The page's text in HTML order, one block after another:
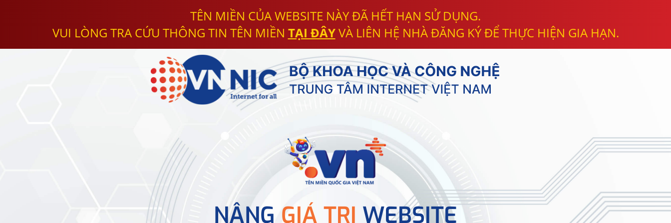
TÊN MIỀN CỦA WEBSITE NÀY ĐÃ HẾT HẠN SỬ DỤNG.
VUI LÒNG TRA CỨU THÔNG TIN TÊN MIỀN TẠI ĐÂYVÀ LIÊN HỆ NHÀ ĐĂNG KÝ ĐỂ THỰC HIỆN GIA HẠN.
NÂNG GIÁ TRỊ WEBSITE